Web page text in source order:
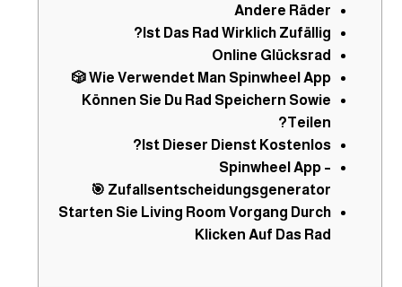
Andere Räder
Ist Das Rad Wirklich Zufällig?
Online Glücksrad
Wie Verwendet Man Spinwheel App 🎲
Können Sie Du Rad Speichern Sowie
Teilen?
Ist Dieser Dienst Kostenlos?
Spinwheel App –
Zufallsentscheidungsgenerator 🎯
Starten Sie Living Room Vorgang Durch
Klicken Auf Das Rad